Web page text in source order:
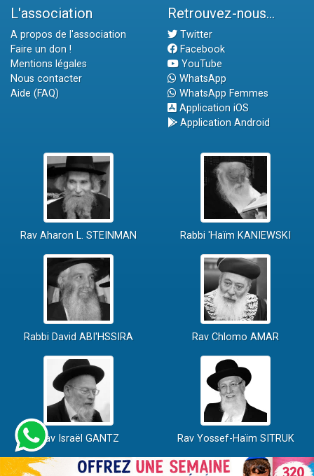
L'association
A propos de l'association
Faire un don !
Mentions légales
Nous contacter
Aide (FAQ)
Retrouvez-nous...
Twitter
Facebook
YouTube
WhatsApp
WhatsApp Femmes
Application iOS
Application Android
Rav Aharon L. STEINMAN Rabbi 'Haïm KANIEWSKI
Rabbi David ABI'HSSIRA Rav Chlomo AMAR
Rav Israël GANTZ Rav Yossef-Haïm SITRUK